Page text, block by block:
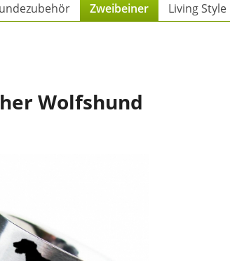
Zweibeiner Living Style
Wolfshund